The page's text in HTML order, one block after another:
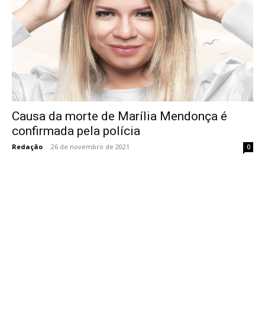
Causa da morte de Marília Mendonça é
confirmada pela polícia
Redação - 26 de novembro de 2021 0